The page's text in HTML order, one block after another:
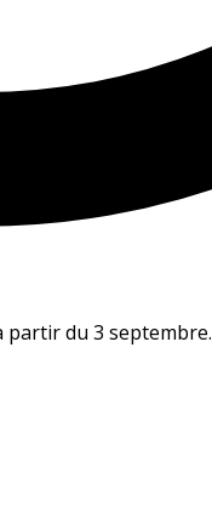
partir du 3 septembre.